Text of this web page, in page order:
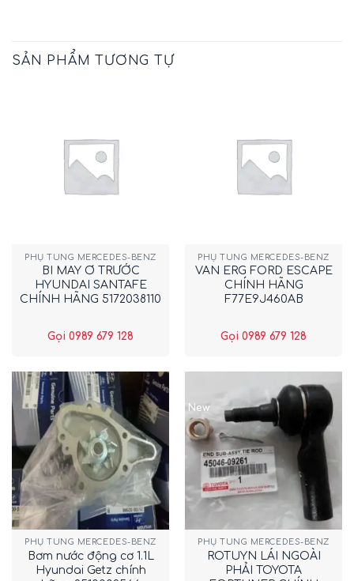
SẢN PHẨM TƯƠNG TỰ
PHỤ TÙNG MERCEDES-BENZ
BI MAY Ơ TRƯỚC
HYUNDAI SANTAFE
CHÍNH HÃNG 5172038110
Gọi 0989 679 128
PHỤ TÙNG MERCEDES-BENZ
VAN ERG FORD ESCAPE
CHÍNH HÃNG
F77E9J460AB
Gọi 0989 679 128
PHỤ TÙNG MERCEDES-BENZ
Bơm nước động cơ 1.1L
Hyundai Getz chính
New
PHỤ TÙNG MERCEDES-BENZ
ROTUYN LÁI NGOÀI
PHẢI TOYOTA